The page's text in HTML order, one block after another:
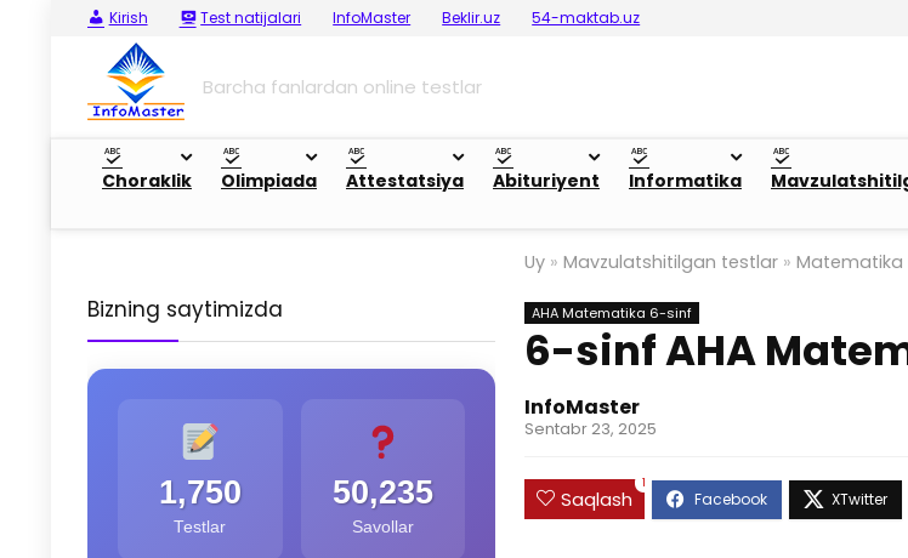
Kirish Test natijalari InfoMaster Beklir.uz 54-maktab.uz
Barcha fanlardan online testlar
Choraklik Olimpiada Attestatsiya Abituriyent Informatika
Uy » Mavzulatshitilgan testlar » Matematika
AHA Matematika 6-sinf
6-sinf AHA
InfoMaster
Sentabr 23, 2025
Saqlash
1
Bizning saytimizda
1,750
Testlar
50,235
Savollar